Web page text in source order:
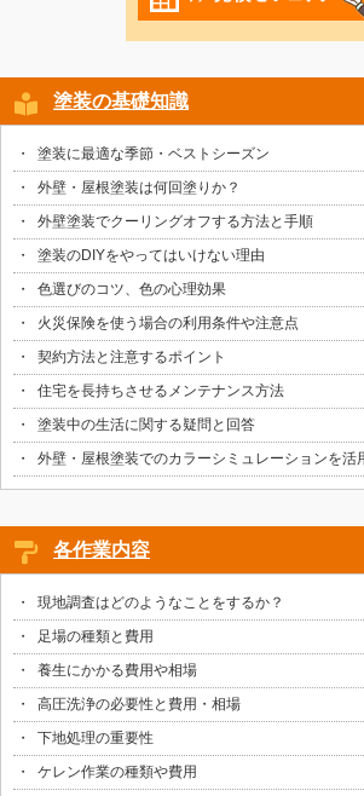
塗装の基礎知識
塗装に最適な季節・ベストシーズン
外壁・屋根塗装は何回塗りか？
外壁塗装でクーリングオフする方法と手順
塗装のDIYをやってはいけない理由
色選びのコツ、色の心理効果
火災保険を使う場合の利用条件や注意点
契約方法と注意するポイント
住宅を長持ちさせるメンテナンス方法
塗装中の生活に関する疑問と回答
外壁・屋根塗装でのカラーシミュレーションを活
各作業内容
現地調査はどのようなことをするか？
足場の種類と費用
養生にかかる費用や相場
高圧洗浄の必要性と費用・相場
下地処理の重要性
ケレン作業の種類や費用